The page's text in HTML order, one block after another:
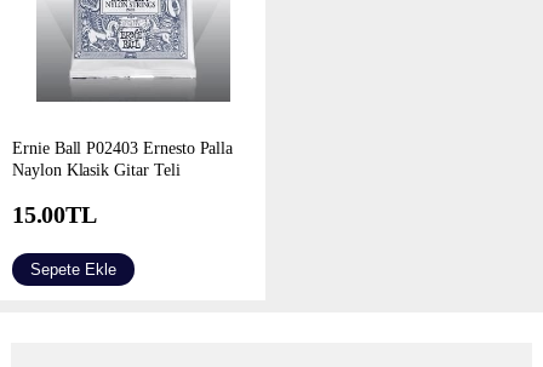
Ernie Ball P02403 Ernesto Palla
Naylon Klasik Gitar Teli
15.00TL
Sepete Ekle